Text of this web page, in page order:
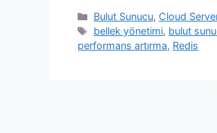
Kategoriler
Bulut Sunucu, Cloud
Etiketler
bellek yönetimi, bulut
performans artırma, Redis